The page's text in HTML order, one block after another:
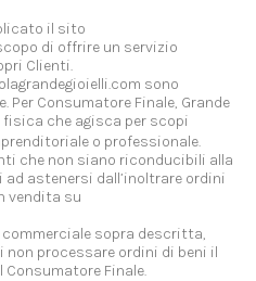
il sito
di offrire un servizio
Clienti.
sono
Consumatore Finale, Grande
fisica che agisca per scopi
o professionale.
che non siano riconducibili alla
astenersi dall’inoltrare ordini
vendita su
sopra descritta,
non processare ordini di beni il
Finale.